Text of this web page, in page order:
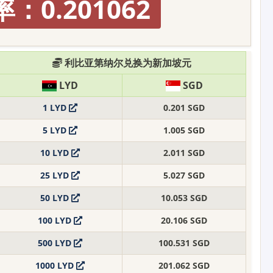
：0.201062
利比亚第纳尔兑换为新加坡元
LYD
SGD
1 LYD
0.201 SGD
5 LYD
1.005 SGD
10 LYD
2.011 SGD
25 LYD
5.027 SGD
50 LYD
10.053 SGD
100 LYD
20.106 SGD
500 LYD
100.531 SGD
1000 LYD
201.062 SGD